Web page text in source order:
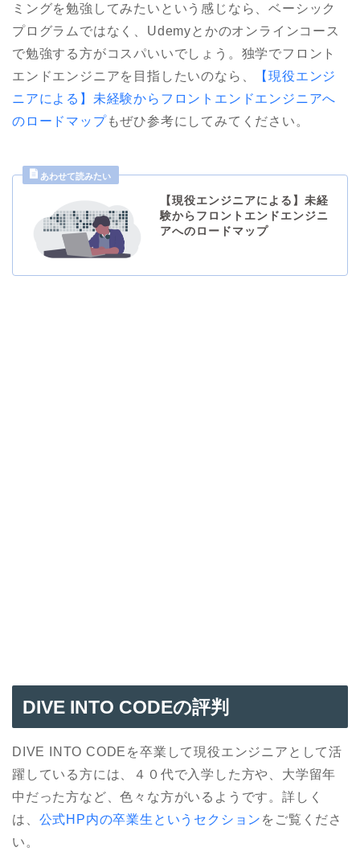
ミングを勉強してみたいという感じなら、ベーシック
プログラムではなく、Udemy とかのオンラインコース
で勉強する方がコスパいいでしょう。独学でフロント
エンドエンジニアを目指したいのなら、
【現役エンジ
ニアによる】未経験からフロントエンドエンジニアへ
のロードマップもぜひ参考にしてみてください。
【現役エンジニアによる】未経
験からフロントエンドエンジニ
アへのロードマップ
DIVE INTO CODEの評判
DIVE INTO CODEを卒業して現役エンジニアとして活
躍している方には、４０代で入学した方や、大学留年
中だった方など、色々な方がいるようです。詳しく
は、 公式HP内の卒業生というセクション をご覧くださ
い。